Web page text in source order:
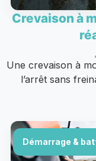
Crevaison à
Une crevaison à
l’arrêt sans
Démarrage &